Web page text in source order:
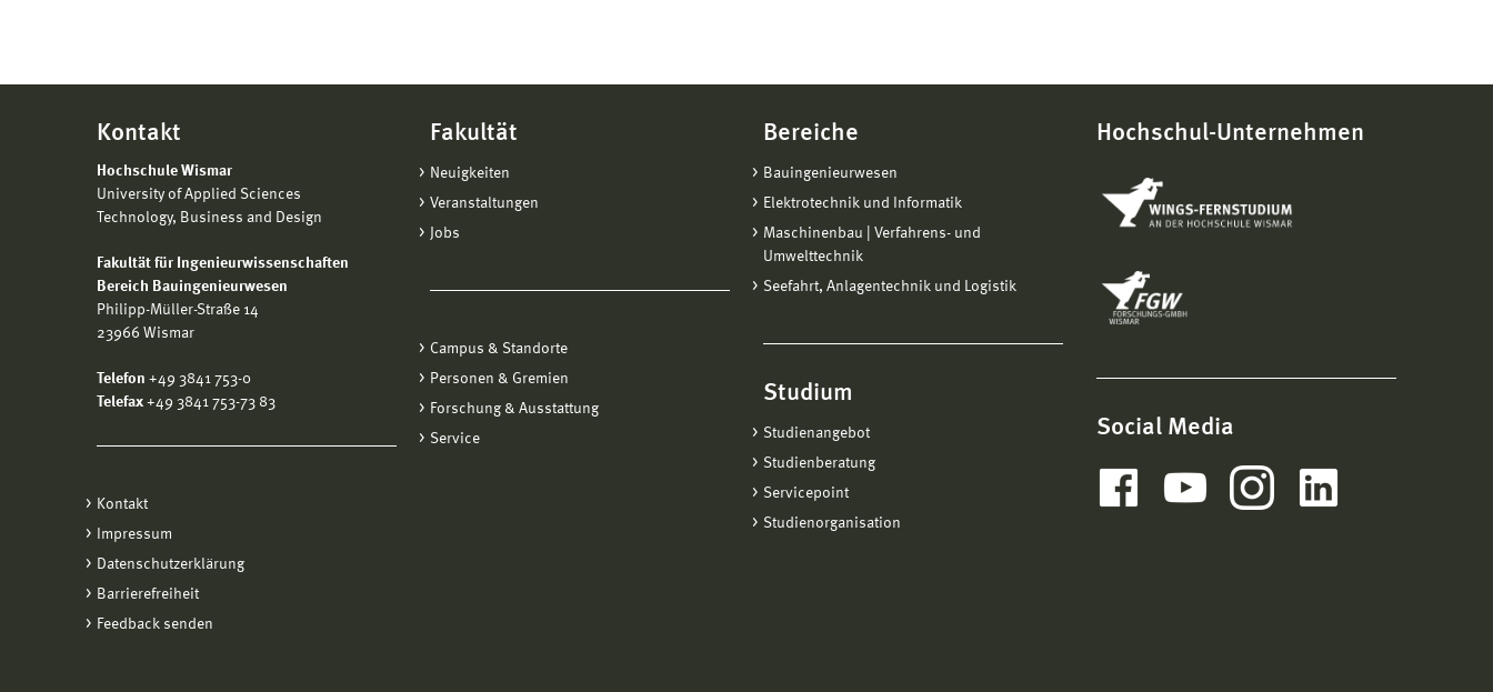
Kontakt
Hochschule Wismar
University of Applied Sciences
Technology, Business and Design
Fakultät für Ingenieurwissenschaften
Bereich Bauingenieurwesen
Philipp-Müller-Straße 14
23966 Wismar
Telefon +49 3841 753-0
Telefax +49 3841 753-73 83
Kontakt
Impressum
Datenschutzerklärung
Barrierefreiheit
Feedback senden
Fakultät
Neuigkeiten
Veranstaltungen
Jobs
Campus & Standorte
Personen & Gremien
Forschung & Ausstattung
Service
Bereiche
Bauingenieurwesen
Elektrotechnik und Informatik
Maschinenbau | Verfahrens- und
Umwelttechnik
Seefahrt, Anlagentechnik und Logistik
Studium
Studienangebot
Studienberatung
Servicepoint
Studienorganisation
Hochschul-Unternehmen
Social Media